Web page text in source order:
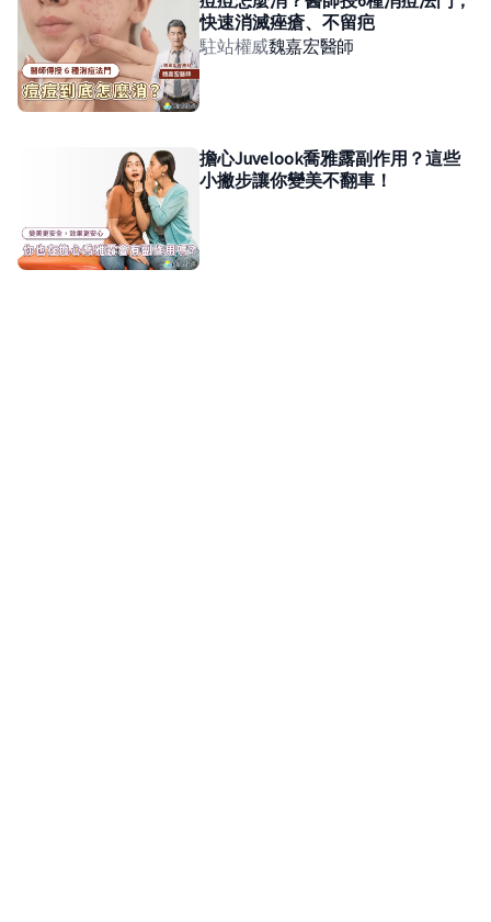
快速消滅痤瘡、不留疤
駐站權威魏嘉宏醫師
擔心Juvelook喬雅露副作用？這些
小撇步讓你變美不翻車！